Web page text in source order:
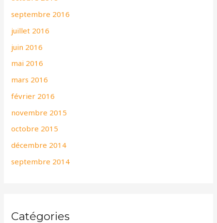
septembre 2016
juillet 2016
juin 2016
mai 2016
mars 2016
février 2016
novembre 2015
octobre 2015
décembre 2014
septembre 2014
Catégories